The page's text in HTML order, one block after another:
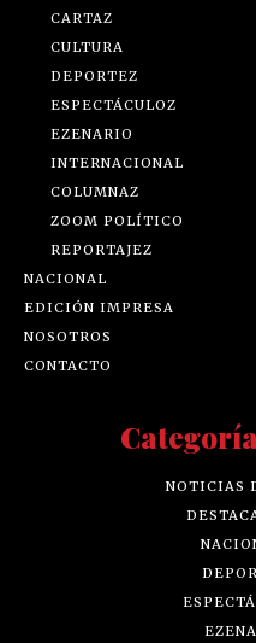
CARTAZ
CULTURA
DEPORTEZ
ESPECTÁCULOZ
EZENARIO
INTERNACIONAL
COLUMNAZ
ZOOM POLÍTICO
REPORTAJEZ
NACIONAL
EDICIÓN IMPRESA
NOSOTROS
CONTACTO
NOTICIAS